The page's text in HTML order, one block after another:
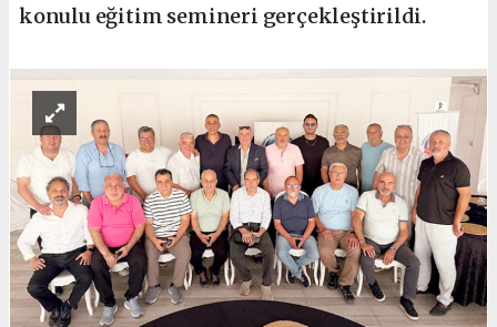
konulu eğitim semineri gerçekleştirildi.